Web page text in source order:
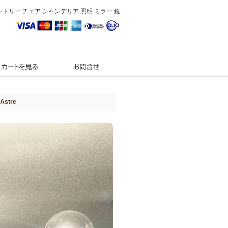
トリー チェア シャンデリア 照明 ミラー 鏡
Astre